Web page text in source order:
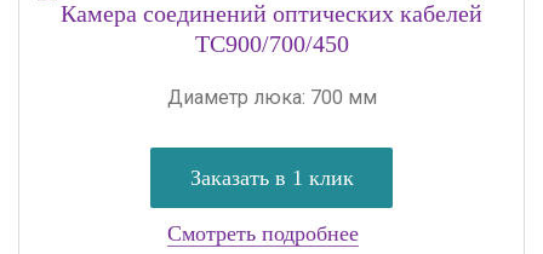
Камера соединений оптических кабелей
TC900/700/450
Диаметр люка: 700 мм
Заказать в 1 клик
Смотреть подробнее